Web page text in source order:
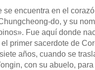
se encuentra en el
do, y su
Fue aquí donde
primer sacerdote de
años, cuando se
con su abuelo,